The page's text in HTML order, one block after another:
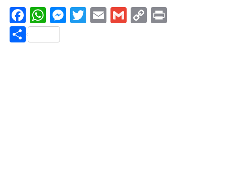
Facebook
WhatsApp
Messenger
Twitter
EmailGmail
Copy
Share